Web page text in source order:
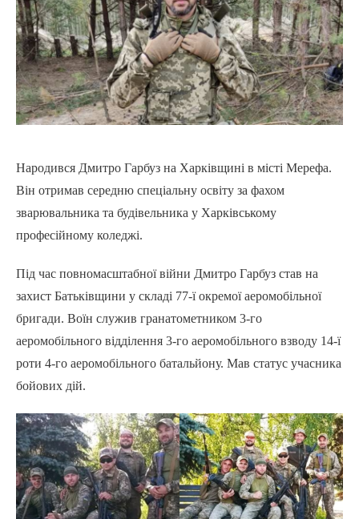
Народився Дмитро Гарбуз на Харківщині в місті Мерефа.
Він отримав середню спеціальну освіту за фахом
зварювальника та будівельника у Харківському
професійному коледжі.
Під час повномасштабної війни Дмитро Гарбуз став на
захист Батьківщини у складі 77-ї окремої аеромобільної
бригади. Воїн служив гранатометником 3-го
аеромобільного відділення 3-го аеромобільного взводу 14-ї
роти 4-го аеромобільного батальйону. Мав статус учасника
бойових дій.